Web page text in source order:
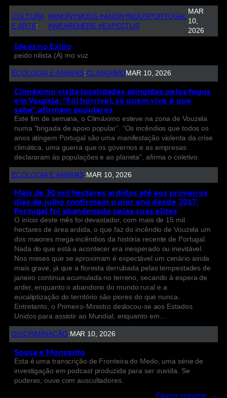
CULTURA
E ARTE:
#ANONYMOUS #ANONYNOUSPORTUGAL
#WEAREHERE #EXPECTUS
MAR
10,
2026
Ideas no Exilio
peido nilista (A) mo vuz
ECOLOGIA E ANIMAIS:CLIMAXIMOMAR 10, 2026
Climáximo visita localidades atingidas pelos fogos
em Vouzela: “Foi horrível, só quem vive é que
sabe”, afirmam populares
Este fim de semana, o Climáximo esteve na zona de Vouzela
numa “brigada de apoio popular”. “Os incêndios que todos os
anos atingem Portugal são uma manifestação violenta da crise
climática, uma guerra que os governos e as empresas
declararam às populações e ao planeta”, afirma o coletivo.
ECOLOGIA E ANIMAIS: MAR 10, 2026
Mais de 30 mil hectares ardidos até aos primeiros
dias de julho confirmam o pior ano desde 2017:
Portugal foi abandonado pelas suas elites
O início deste mês foi devastador, com mais de 15 mil
hectares de área ardida, o que faz do incêndio de Vouzela um
dos maiores mega-incêndios da história recente de Portugal.
Nada do que está a acontecer era inesperado ou inevitável.
Nos meses que se aproximam é expectável um cenário ainda
mais grave, já que a floresta derrubada pelas tempestades de
janeiro continua acumulada no terreno, secando à espera de
arder, enquanto o abandono do mundo rural e a
eucaliptização do território são piores do que nunca.
Entretanto, o Primeiro-Ministro deslocou-se aos Estados
Unidos para assistir ao Mundial, enquanto em…
DISCRIMINAÇÃO: MAR 10, 2026
Sousa e Monsanto
Esta é uma transcrição de Fronteira do Medo, uma série de
investigação em podcast produzida para ser ouvida. Se
puderes, ouve com auscultadores.
Página seguinte →